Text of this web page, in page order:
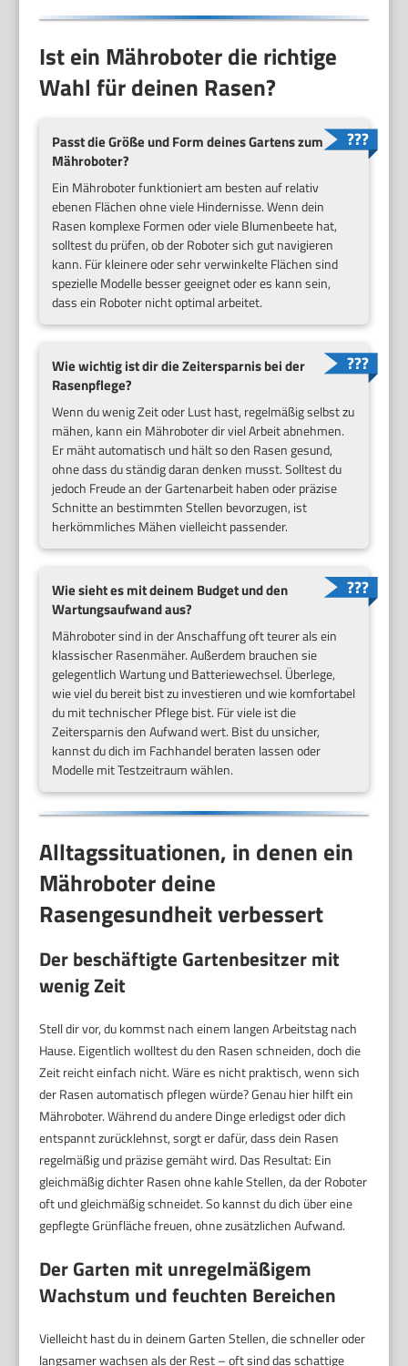
Ist ein Mähroboter die richtige
Wahl für deinen Rasen?
Passt die Größe und Form deines Gartens zum
Mähroboter?
Ein Mähroboter funktioniert am besten auf relativ
ebenen Flächen ohne viele Hindernisse. Wenn dein
Rasen komplexe Formen oder viele Blumenbeete hat,
solltest du prüfen, ob der Roboter sich gut navigieren
kann. Für kleinere oder sehr verwinkelte Flächen sind
spezielle Modelle besser geeignet oder es kann sein,
dass ein Roboter nicht optimal arbeitet.
Wie wichtig ist dir die Zeitersparnis bei der
Rasenpflege?
Wenn du wenig Zeit oder Lust hast, regelmäßig selbst zu
mähen, kann ein Mähroboter dir viel Arbeit abnehmen.
Er mäht automatisch und hält so den Rasen gesund,
ohne dass du ständig daran denken musst. Solltest du
jedoch Freude an der Gartenarbeit haben oder präzise
Schnitte an bestimmten Stellen bevorzugen, ist
herkömmliches Mähen vielleicht passender.
Wie sieht es mit deinem Budget und den
Wartungsaufwand aus?
Mähroboter sind in der Anschaffung oft teurer als ein
klassischer Rasenmäher. Außerdem brauchen sie
gelegentlich Wartung und Batteriewechsel. Überlege,
wie viel du bereit bist zu investieren und wie komfortabel
du mit technischer Pflege bist. Für viele ist die
Zeitersparnis den Aufwand wert. Bist du unsicher,
kannst du dich im Fachhandel beraten lassen oder
Modelle mit Testzeitraum wählen.
Alltagssituationen, in denen ein
Mähroboter deine
Rasengesundheit verbessert
Der beschäftigte Gartenbesitzer mit
wenig Zeit
Stell dir vor, du kommst nach einem langen Arbeitstag nach
Hause. Eigentlich wolltest du den Rasen schneiden, doch die
Zeit reicht einfach nicht. Wäre es nicht praktisch, wenn sich
der Rasen automatisch pflegen würde? Genau hier hilft ein
Mähroboter. Während du andere Dinge erledigst oder dich
entspannt zurücklehnst, sorgt er dafür, dass dein Rasen
regelmäßig und präzise gemäht wird. Das Resultat: Ein
gleichmäßig dichter Rasen ohne kahle Stellen, da der Roboter
oft und gleichmäßig schneidet. So kannst du dich über eine
gepflegte Grünfläche freuen, ohne zusätzlichen Aufwand.
Der Garten mit unregelmäßigem
Wachstum und feuchten Bereichen
Vielleicht hast du in deinem Garten Stellen, die schneller oder
langsamer wachsen als der Rest – oft sind das schattige